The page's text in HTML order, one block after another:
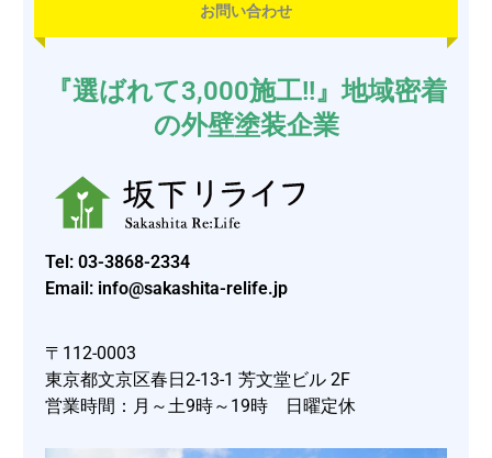
お問い合わせ
『選ばれて3,000施工!!』地域密着
の外壁塗装企業
Tel:03-3868-2334
Email: info@sakashita-relife.jp
〒112-0003
東京都文京区春日2-13-1 芳文堂ビル 2F
営業時間：月～土9時～19時 日曜定休